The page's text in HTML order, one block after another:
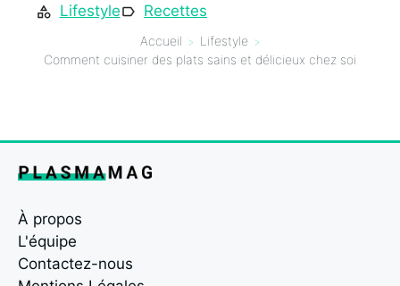
Lifestyle Recettes
Accueil
Lifestyle
Comment cuisiner des plats sains et délicieux chez soi
À propos
L'équipe
Contactez-nous